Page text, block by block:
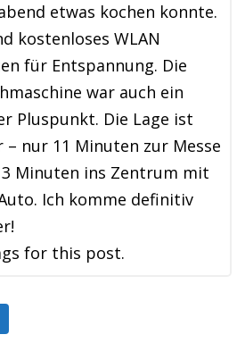
etwas kochen konnte.
kostenloses WLAN
für Entspannung. Die
war auch ein
Pluspunkt. Die Lage ist
– nur 11 Minuten zur Messe
Minuten ins Zentrum mit
Ich komme definitiv
for this post.